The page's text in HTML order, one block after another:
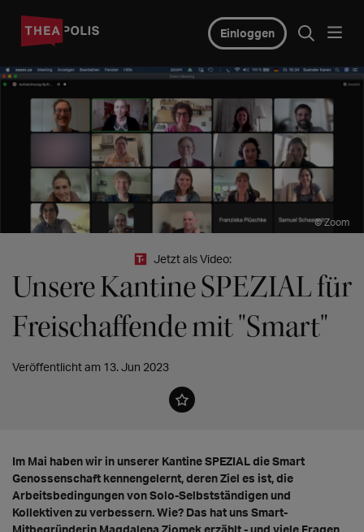
Einloggen
© Zoom
Jetzt als Video:
Unsere Kantine SPEZIAL für
Freischaffende mit "Smart"
Veröffentlicht am 13. Jun 2023
Im Mai haben wir in unserer Kantine SPEZIAL die Smart
Genossenschaft kennengelernt, deren Ziel es ist, die
Arbeitsbedingungen von Solo-Selbstständigen und
Kollektiven zu verbessern. Wie? Das hat uns Smart-